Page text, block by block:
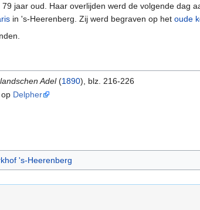
79 jaar oud. Haar overlijden werd de volgende dag
in 's-Heerenberg. Zij werd begraven op het oude
Adel(1890), blz. 216-226
Delpher
's-Heerenberg